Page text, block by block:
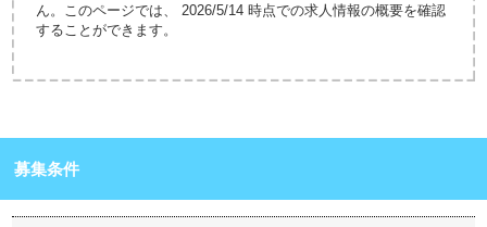
ん。このページでは、 2026/5/14 時点での求人情報の概要を確認
することができます。
募集条件